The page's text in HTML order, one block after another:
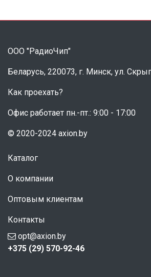
ООО "РадиоЧип"
Беларусь, 220073, г. Минск, ул.
Как проехать?
Офис работает пн.-пт.: 9:00 - 17:00
© 2020-2024 axion.by
Каталог
О компании
Оптовым клиентам
Контакты
opt@axion.by
+375 (29) 570-92-46